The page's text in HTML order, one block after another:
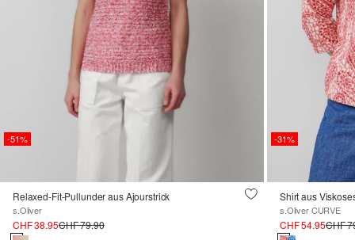
-51%
Relaxed-Fit-Pullunder aus Ajourstrick
s.Oliver
CHF 38.95CHF 79.90
-31%
Shirt aus
s.Oliver CURVE
CHF 54.95CHF